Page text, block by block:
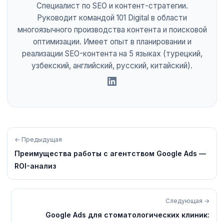
Специалист по SEO и контент-стратегии.
Руководит командой 101 Digital в области
многоязычного производства контента и поисковой
оптимизации. Имеет опыт в планировании и
реализации SEO-контента на 5 языках (турецкий,
узбекский, английский, русский, китайский).
← Предыдущая
Преимущества работы с агентством Google Ads —
ROI-анализ
Следующая →
Google Ads для стоматологических клиник: